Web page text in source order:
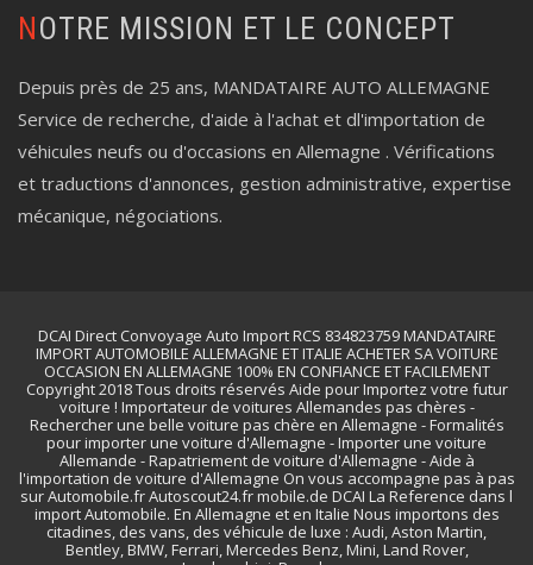
NOTRE MISSION ET LE CONCEPT
Depuis près de 25 ans, MANDATAIRE AUTO ALLEMAGNE
Service de recherche, d'aide à l'achat et dl'importation de
véhicules neufs ou d'occasions en Allemagne . Vérifications
et traductions d'annonces, gestion administrative, expertise
mécanique, négociations.
DCAI Direct Convoyage Auto Import RCS 834823759 MANDATAIRE
IMPORT AUTOMOBILE ALLEMAGNE ET ITALIE ACHETER SA VOITURE
OCCASION EN ALLEMAGNE 100% EN CONFIANCE ET FACILEMENT
Copyright 2018 Tous droits réservés Aide pour Importez votre futur
voiture ! Importateur de voitures Allemandes pas chères -
Rechercher une belle voiture pas chère en Allemagne - Formalités
pour importer une voiture d'Allemagne - Importer une voiture
Allemande - Rapatriement de voiture d'Allemagne - Aide à
l'importation de voiture d'Allemagne On vous accompagne pas à pas
sur Automobile.fr Autoscout24.fr mobile.de DCAI La Reference dans l
import Automobile. En Allemagne et en Italie Nous importons des
citadines, des vans, des véhicule de luxe : Audi, Aston Martin,
Bentley, BMW, Ferrari, Mercedes Benz, Mini, Land Rover,